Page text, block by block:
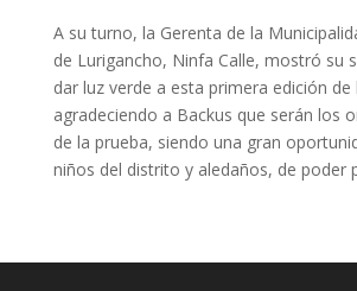
A su turno, la Gerenta de la
de Lurigancho, Ninfa Calle, mostró su
dar luz verde a esta primera edición
agradeciendo a Backus que serán los
de la prueba, siendo una gran
niños del distrito y aledaños, de poder